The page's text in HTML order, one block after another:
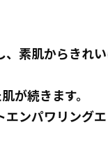
素肌からきれ
が続きます。
ンパワリング